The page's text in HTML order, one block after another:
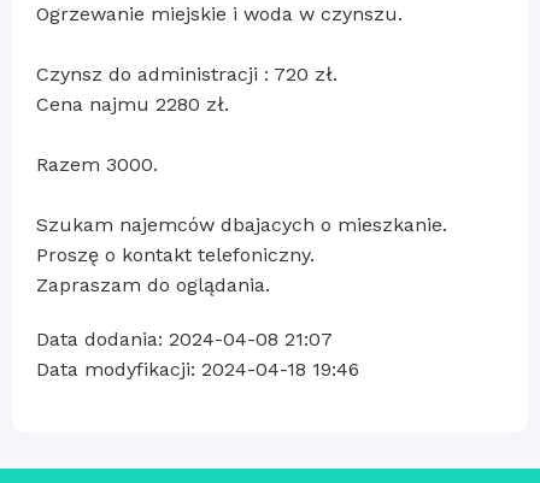
Ogrzewanie miejskie i woda w czynszu.
Czynsz do administracji : 720 zł.
Cena najmu 2280 zł.
Razem 3000.
Szukam najemców dbajacych o mieszkanie.
Proszę o kontakt telefoniczny.
Zapraszam do oglądania.
Data dodania: 2024-04-08 21:07
Data modyfikacji: 2024-04-18 19:46